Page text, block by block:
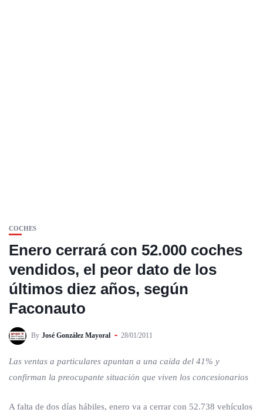
COCHES
Enero cerrará con 52.000 coches
vendidos, el peor dato de los
últimos diez años, según
Faconauto
By José González Mayoral 28/01/2011
Las ventas a particulares apuntan a una caída del 41% y
confirman la preocupante situación que viven los concesionarios
A falta de dos días hábiles, enero va a cerrar con 52.738 vehículos